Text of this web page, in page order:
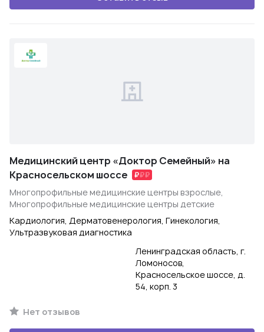
Медицинский центр «Доктор Семейный» на
Красносельском шоссе
Многопрофильные медицинские центры взрослые,
Многопрофильные медицинские центры детские
Кардиология, Дерматовенерология, Гинекология,
Ультразвуковая диагностика
Ленинградская область, г.
Ломоносов,
Красносельское шоссе, д.
54, корп. 3
Нет отзывов